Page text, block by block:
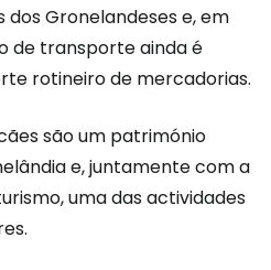
Gronelandeses e, em
de transporte ainda é
rotineiro de mercadorias.
são um património
e, juntamente com a
uma das actividades